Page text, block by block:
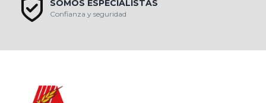
SOMOS ESPECIALISTAS
Confianza y seguridad